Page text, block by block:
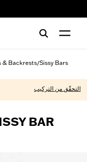
& Backrests/Sissy Bars
التحقّق من التركيب
BAR